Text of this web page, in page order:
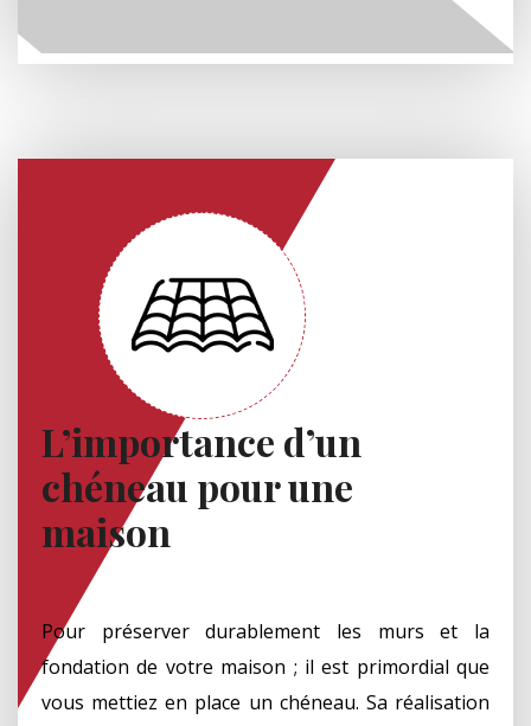
L’importance d’un
chéneau pour une
maison
Pour préserver durablement les murs et la
fondation de votre maison ; il est primordial que
vous mettiez en place un chéneau. Sa réalisation